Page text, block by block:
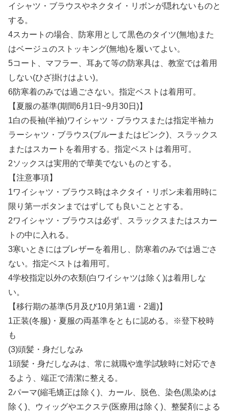
イシャツ・ブラウスやネクタイ・リボンが隠れないものと
する。
4スカートの場合、防寒用として黒色のタイツ(無地)また
はベージュのストッキング(無地)を履いてよい。
5コート、マフラー、耳あて等の防寒具は、教室では着用
しない(ひざ掛けはよい)。
6防寒着のみでは過ごさない。指定ベストは着用可。
【夏服の基準(期間6月1日~9月30日)】
1白の長袖(半袖)ワイシャツ・ブラウスまたは指定半袖カ
ラーシャツ・ブラウス(ブルーまたはピンク)、スラックス
またはスカートを着用する。指定ベストは着用可。
2ソックスは実用的で華美でないものとする。
【注意事項】
1ワイシャツ・ブラウス時はネクタイ・リボン未着用時に
限り第一ボタンまではずしても良いこととする。
2ワイシャツ・ブラウスは必ず、スラックスまたはスカー
トの中に入れる。
3寒いときにはブレザーを着用し、防寒着のみでは過ごさ
ない。指定ベストは着用可。
4学校指定以外の衣類(白ワイシャツは除く)は着用しな
い。
【移行期の基準(5月及び10月第1週・2週)】
1正装(冬服)・夏服の両基準をともに認める。※登下校時
も
(3)頭髪・身だしなみ
1頭髪・身だしなみは、常に就職や進学試験時に対応でき
るよう、端正で清潔に整える。
2パーマ(縮毛矯正は除く)、カール、脱色、染色(黒染めは
除く)、ウィッグやエクステ(医療用は除く)、整髪剤による